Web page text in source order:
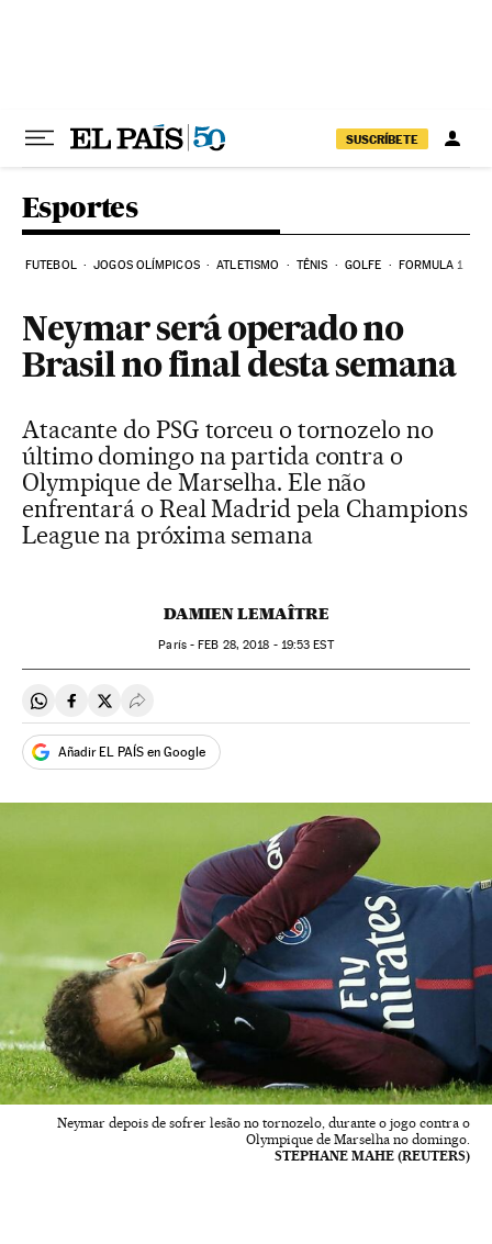
SUSCRÍBETE
Esportes
FUTEBOL JOGOS OLÍMPICOS ATLETISMO TÊNIS GOLFE FORMULA 1
Neymar será operado no
Brasil no final desta semana
Atacante do PSG torceu o tornozelo no
último domingo na partida contra o
Olympique de Marselha. Ele não
enfrentará o Real Madrid pela Champions
League na próxima semana
DAMIEN LEMAÎTRE
París -FEB 28, 2018 - 19:53 EST
Compartir en Whatsapp
Compartir en Facebook
Compartir en Twitter
Desplegar Redes Sociales
Añadir EL PAÍS en Google
Neymar depois de sofrer lesão no tornozelo, durante o jogo contra o
Olympique de Marselha no domingo.
STEPHANE MAHE (REUTERS)